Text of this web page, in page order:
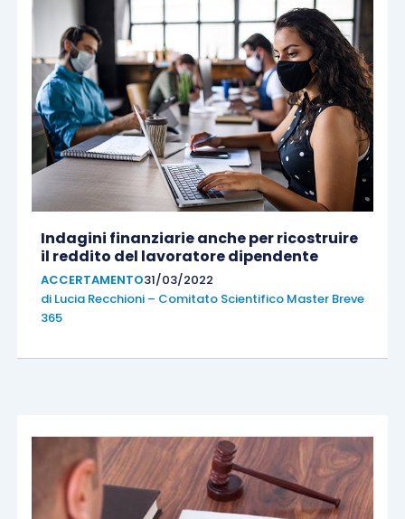
Indagini finanziarie anche per ricostruire
il reddito del lavoratore dipendente
ACCERTAMENTO31/03/2022
di Lucia Recchioni – Comitato Scientifico Master Breve
365